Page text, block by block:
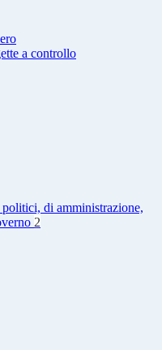
a controllo
di amministrazione,
2